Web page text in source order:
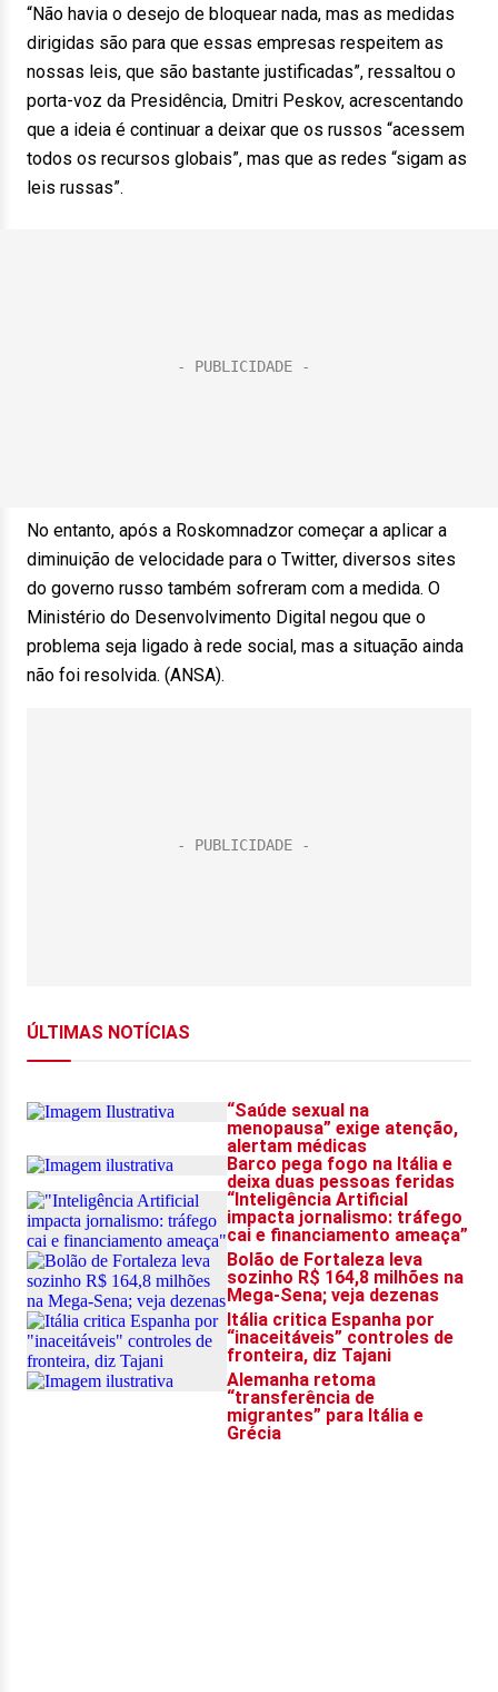
“Não havia o desejo de bloquear nada, mas as medidas
dirigidas são para que essas empresas respeitem as
nossas leis, que são bastante justificadas”, ressaltou o
porta-voz da Presidência, Dmitri Peskov, acrescentando
que a ideia é continuar a deixar que os russos “acessem
todos os recursos globais”, mas que as redes “sigam as
leis russas”.
No entanto, após a Roskomnadzor começar a aplicar a
diminuição de velocidade para o Twitter, diversos sites
do governo russo também sofreram com a medida. O
Ministério do Desenvolvimento Digital negou que o
problema seja ligado à rede social, mas a situação ainda
não foi resolvida. (ANSA).